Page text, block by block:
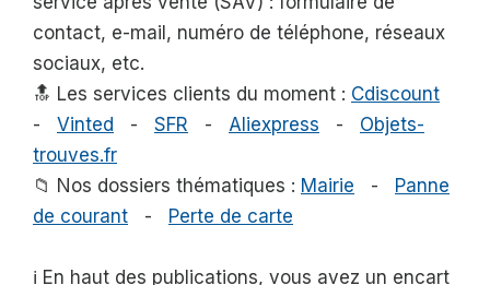
contact, e-mail, numéro de téléphone, réseaux
sociaux, etc.
🔝 Les services clients du moment : Cdiscount
- Vinted - SFR - Aliexpress - Objets-
trouves.fr
📁 Nos dossiers thématiques : Mairie - Panne
de courant - Perte de carte
ℹ️ En haut des publications, vous avez un encart